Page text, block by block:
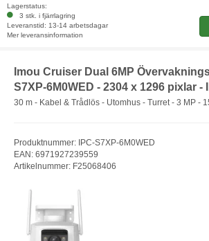
Lagerstatus:
3 stk. i fjärrlagring
Leveranstid: 13-14 arbetsdagar
Mer leveransinformation
Imou Cruiser Dual 6MP
S7XP-6M0WED - 2304 x 1296 pixlar -
30 m - Kabel & Trådlös - Utomhus - Turret - 3 MP -
Produktnummer: IPC-S7XP-6M0WED
EAN: 6971927239559
Artikelnummer: F25068406